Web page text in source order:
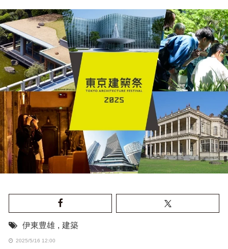
伊東豊雄 , 建築
2025/5/16 12:00